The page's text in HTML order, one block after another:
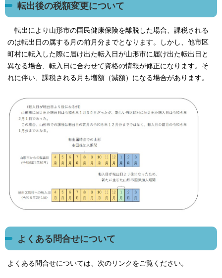
転出後の税額変更について
転出により山形市の国民健康保険を離脱した場合、課税される
のは転出日の属する月の前月分までとなります。しかし、他市区
町村に転入した際に届け出た転入日が山形市に届け出た転出日と
異なる場合、転入日に合わせて資格の情報が修正になります。そ
れに伴い、課税される月も増額（減額）になる場合があります。
よくある問合せについて
よくある問合せについては、次のリンクをご覧ください。